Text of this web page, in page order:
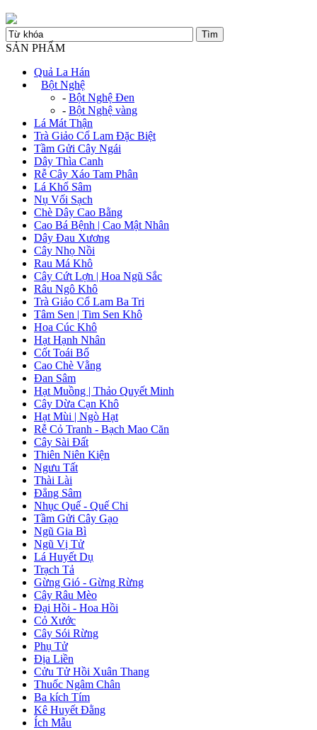
SẢN PHẨM
Quả La Hán
Bột Nghệ
- Bột Nghệ Đen
- Bột Nghệ vàng
Lá Mát Thận
Trà Giảo Cổ Lam Đặc Biệt
Tầm Gửi Cây Ngái
Dây Thìa Canh
Rễ Cây Xáo Tam Phân
Lá Khổ Sâm
Nụ Vối Sạch
Chè Dây Cao Bằng
Cao Bá Bệnh | Cao Mật Nhân
Dây Đau Xương
Cây Nhọ Nồi
Rau Má Khô
Cây Cứt Lợn | Hoa Ngũ Sắc
Râu Ngô Khô
Trà Giảo Cổ Lam Ba Tri
Tâm Sen | Tim Sen Khô
Hoa Cúc Khô
Hạt Hạnh Nhân
Cốt Toái Bổ
Cao Chè Vằng
Đan Sâm
Hạt Muồng | Thảo Quyết Minh
Cây Dừa Cạn Khô
Hạt Mùi | Ngò Hạt
Rễ Cỏ Tranh - Bạch Mao Căn
Cây Sài Đất
Thiên Niên Kiện
Ngưu Tất
Thài Lài
Đẳng Sâm
Nhục Quế - Quế Chi
Tầm Gửi Cây Gạo
Ngũ Gia Bì
Ngũ Vị Tử
Lá Huyết Dụ
Trạch Tả
Gừng Gió - Gừng Rừng
Cây Râu Mèo
Đại Hồi - Hoa Hồi
Cỏ Xước
Cây Sói Rừng
Phụ Tử
Địa Liền
Cửu Tử Hồi Xuân Thang
Thuốc Ngâm Chân
Ba kích Tím
Kê Huyết Đằng
Ích Mẫu